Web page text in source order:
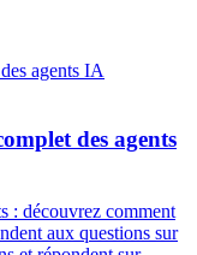
des agents
: découvrez comment
aux questions sur